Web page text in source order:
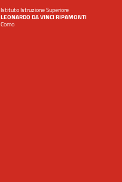
Istituto Istruzione Superiore
LEONARDO DA VINCI RIPAMONTI
Como